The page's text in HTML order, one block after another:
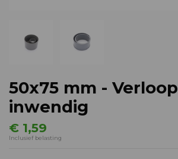
50x75 mm - Verloop
inwendig
€ 1,59
Inclusief belasting